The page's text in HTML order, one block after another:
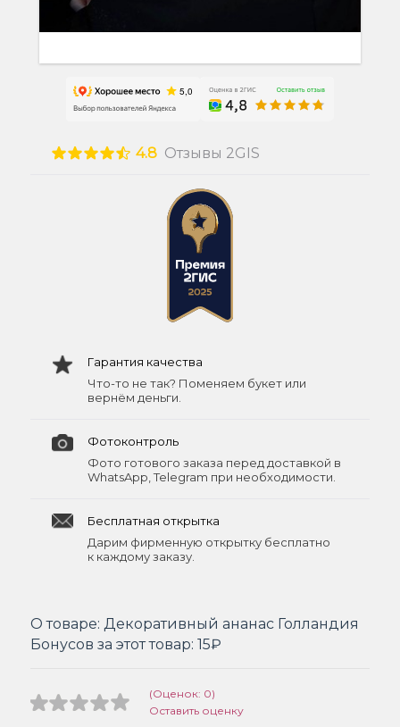
4.8 Отзывы 2GIS
Гарантия качества
Что-то не так? Поменяем букет или
вернём деньги.
Фотоконтроль
Фото готового заказа перед доставкой в
WhatsApp, Telegram при необходимости.
Бесплатная открытка
Дарим фирменную открытку бесплатно
к каждому заказу.
О товаре: Декоративный ананас Голландия
Бонусов за этот товар: 15₽
(Оценок: 0)
Оставить оценку